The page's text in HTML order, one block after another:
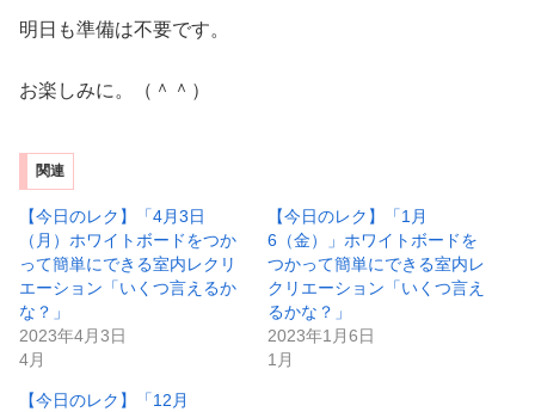
明日も準備は不要です。
お楽しみに。（＾＾）
関連
【今日のレク】「4月3日
（月）ホワイトボードをつか
って簡単にできる室内レクリ
エーション「いくつ言えるか
な？」
2023年4月3日
4月
【今日のレク】「1月
6（金）」ホワイトボードを
つかって簡単にできる室内レ
クリエーション「いくつ言え
るかな？」
2023年1月6日
1月
【今日のレク】「12月